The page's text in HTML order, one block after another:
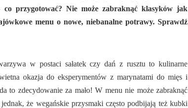
przygotować? Nie może zabraknąć klasyków jak
menu o nowe, niebanalne potrawy. Sprawdź
w postaci sałatek czy dań z rusztu to kulinarne
okazja do eksperymentów z marynatami do mięs i
to zdecydowanie za mało! W menu nie może zabraknąć
że wegańskie przysmaki często podbijają też kubki